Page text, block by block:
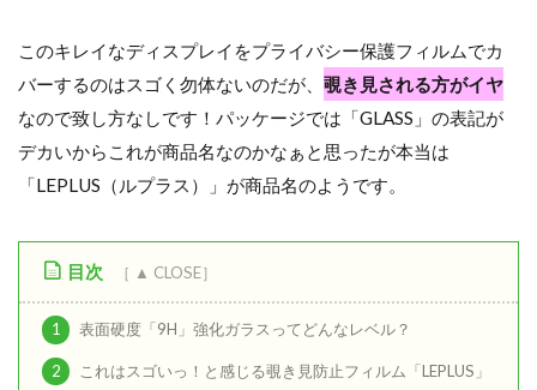
このキレイなディスプレイをプライバシー保護フィルムでカ
バーするのはスゴく勿体ないのだが、 覗き見される方がイヤ
なので致し方なしです！パッケージでは「GLASS」の表記が
デカいからこれが商品名なのかなぁと思ったが本当は
「LEPLUS（ルプラス）」が商品名のようです。
目次
1 表面硬度「9H」強化ガラスってどんなレベル？
2 これはスゴいっ！と感じる覗き見防止フィルム「LEPLUS」